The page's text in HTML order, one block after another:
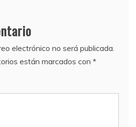
electrónico no será publicada.
están marcados con *